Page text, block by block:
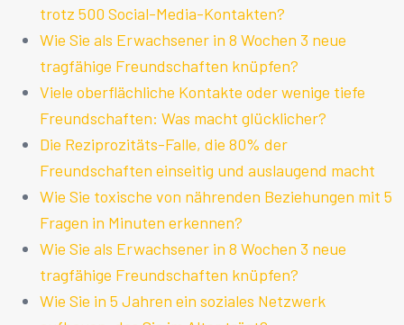
trotz 500 Social-Media-Kontakten?
Wie Sie als Erwachsener in 8 Wochen 3 neue
tragfähige Freundschaften knüpfen?
Viele oberflächliche Kontakte oder wenige tiefe
Freundschaften: Was macht glücklicher?
Die Reziprozitäts-Falle, die 80% der
Freundschaften einseitig und auslaugend macht
Wie Sie toxische von nährenden Beziehungen mit 5
Fragen in Minuten erkennen?
Wie Sie als Erwachsener in 8 Wochen 3 neue
tragfähige Freundschaften knüpfen?
Wie Sie in 5 Jahren ein soziales Netzwerk